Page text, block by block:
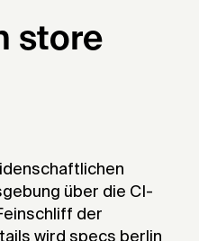
store
über die CI-
der
wird specs berlin